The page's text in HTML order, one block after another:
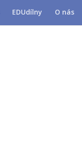
EDUdílny O nás